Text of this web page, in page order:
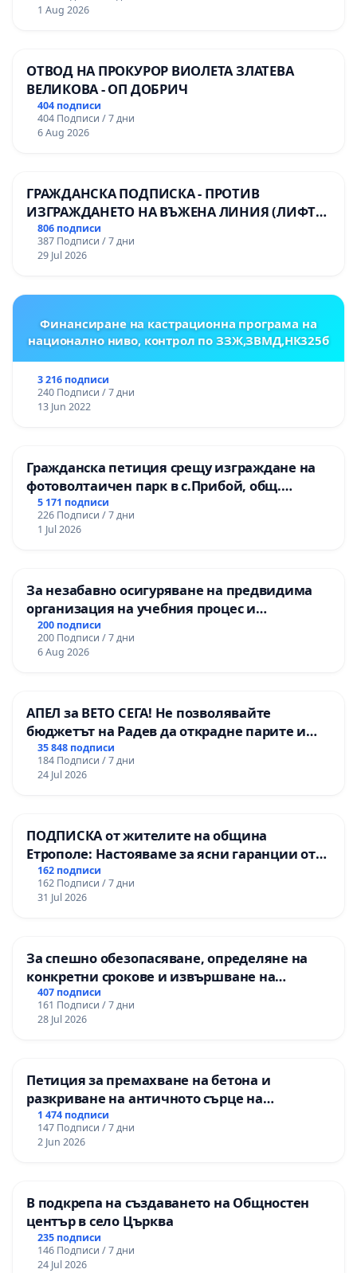
1 Aug 2026
ОТВОД НА ПРОКУРОР ВИОЛЕТА ЗЛАТЕВА
ВЕЛИКОВА - ОП ДОБРИЧ
404 подписи
404 Подписи / 7 дни
6 Aug 2026
ГРАЖДАНСКА ПОДПИСКА - ПРОТИВ
ИЗГРАЖДАНЕТО НА ВЪЖЕНА ЛИНИЯ (ЛИФТ)
НА ТЕРИТОРИЯТА НА ПРИРОДНА
ЗАБЕЛЕЖИТЕЛНОСТ „ХЪЛМ НА
ОСВОБОДИТЕЛИТЕ“ (БУНАРДЖИК)
806 подписи
387 Подписи / 7 дни
29 Jul 2026
Финансиране на кастрационна програма на
национално ниво, контрол по ЗЗЖ,ЗВМД,НК325б
3 216 подписи
240 Подписи / 7 дни
13 Jun 2022
Гражданска петиция срещу изграждане на
фотоволтаичен парк в с.Прибой, общ.
Радомир
5 171 подписи
226 Подписи / 7 дни
1 Jul 2026
За незабавно осигуряване на предвидима
организация на учебния процес и
гарантиране на правото на равнопоставено
и качествено образование на учениците от
ОУ „Княз Александър I“ и Хуманитарна
200 подписи
200 Подписи / 7 дни
6 Aug 2026
АПЕЛ за ВЕТО СЕГА! Не позволявайте
бюджетът на Радев да открадне парите и
правата ни в тъмното
35 848 подписи
184 Подписи / 7 дни
24 Jul 2026
ПОДПИСКА от жителите на община
Етрополе: Настояваме за ясни гаранции от
“Елаците-МЕД” АД и от държавата, че ще се
изпълнят всички екологични норми!
162 подписи
162 Подписи / 7 дни
31 Jul 2026
За спешно обезопасяване, определяне на
конкретни срокове и извършване на
цялостна рехабилитация на
републиканския път между пътен възел АМ
„Тракия“ - гр. Ихтиман - с. Мирово - к.к.
407 подписи
161 Подписи / 7 дни
28 Jul 2026
Петиция за премахване на бетона и
разкриване на античното сърце на
Могиланската могила във Враца
1 474 подписи
147 Подписи / 7 дни
2 Jun 2026
В подкрепа на създаването на Общностен
център в село Църква
235 подписи
146 Подписи / 7 дни
24 Jul 2026